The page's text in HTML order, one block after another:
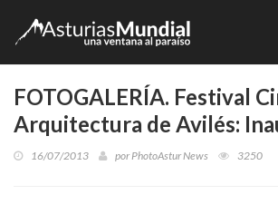
FOTOGALERÍA. Festival
Arquitectura de Avilés:
16/07/2013 porPhotoAstur News 3250